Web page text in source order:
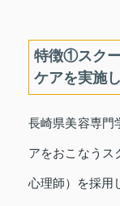
特徴①スク
ケアを実施
長崎県美容専門
アをおこなうス
心理師）を採用